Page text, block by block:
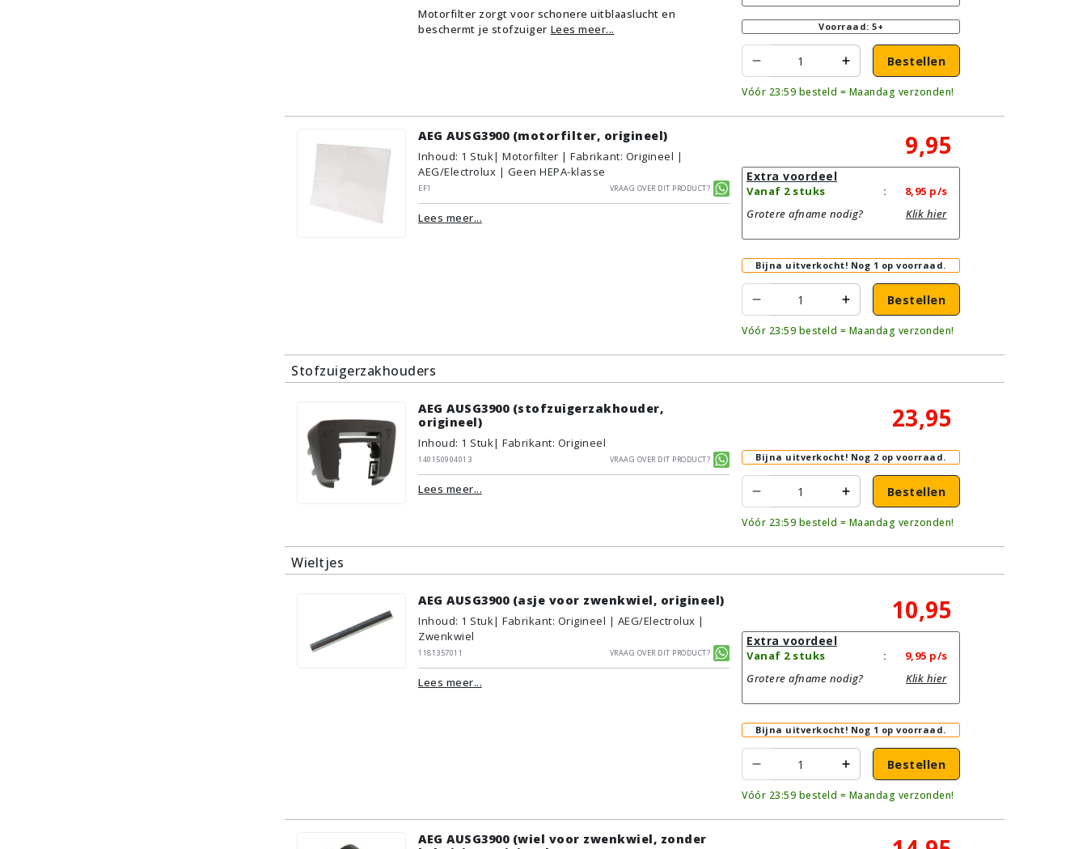
Motorfilter zorgt voor schonere uitblaaslucht en
beschermt je stofzuiger Lees meer... Voorraad: 5+
Bestellen
Vóór 23:59 besteld = Maandag verzonden!
AEG AUSG3900 (motorfilter, origineel)
Inhoud: 1 Stuk| Motorfilter | Fabrikant: Origineel |
AEG/Electrolux | Geen HEPA-klasse
EF1
Vraag over dit product?
Lees meer...
9,95
Extra voordeel
Vanaf 2 stuks : 8,95 p/s
Grotere afname nodig?
Klik hier
Bijna uitverkocht! Nog 1 op voorraad.
Bestellen
Vóór 23:59 besteld = Maandag verzonden!
Stofzuigerzakhouders
AEG AUSG3900 (stofzuigerzakhouder,
origineel)
Inhoud: 1 Stuk| Fabrikant: Origineel
140150904013
Vraag over dit product?
Lees meer...
23,95
Bijna uitverkocht! Nog 2 op voorraad.
Bestellen
Vóór 23:59 besteld = Maandag verzonden!
Wieltjes
AEG AUSG3900 (asje voor zwenkwiel, origineel)
Inhoud: 1 Stuk| Fabrikant: Origineel | AEG/Electrolux |
Zwenkwiel
1181357011
Vraag over dit product?
Lees meer...
10,95
Extra voordeel
Vanaf 2 stuks : 9,95 p/s
Grotere afname nodig?
Klik hier
Bijna uitverkocht! Nog 1 op voorraad.
Bestellen
Vóór 23:59 besteld = Maandag verzonden!
AEG AUSG3900 (wiel voor zwenkwiel, zonder